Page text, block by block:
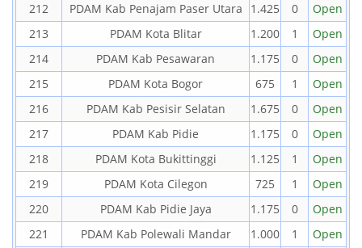
212
PDAM Kab Penajam Paser Utara 1.425 0
Open
213
PDAM Kota Blitar 1.200 1
Open
214
PDAM Kab Pesawaran 1.175 0
Open
215
PDAM Kota Bogor 675 1
Open
216
PDAM Kab Pesisir Selatan 1.675 0
Open
217
PDAM Kab Pidie 1.175 0
Open
218
PDAM Kota Bukittinggi 1.125 1
Open
219
PDAM Kota Cilegon 725 1
Open
220
PDAM Kab Pidie Jaya 1.175 0
Open
221
PDAM Kab Polewali Mandar 1.000 1 Open